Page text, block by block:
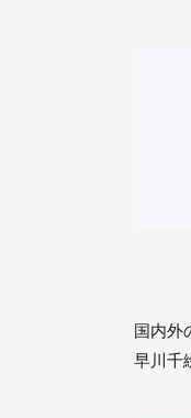
国内外
早川千